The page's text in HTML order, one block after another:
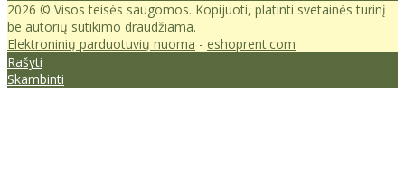
2026 © Visos teisės saugomos. Kopijuoti, platinti svetainės turinį
be autorių sutikimo draudžiama.
Elektroninių parduotuvių nuoma - eshoprent.com
Rašyti
Skambinti